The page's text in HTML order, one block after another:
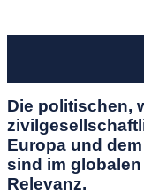
Die politischen,
Europa und
sind im
Relevanz.